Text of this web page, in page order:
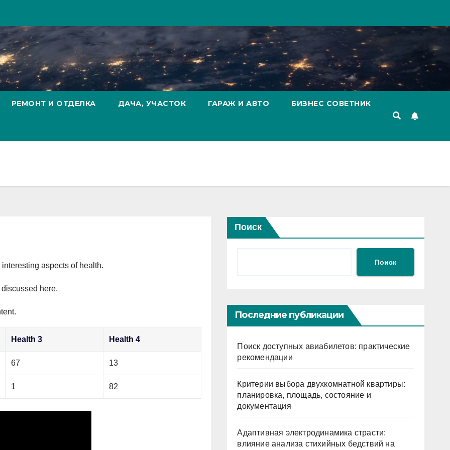
РЕМОНТ И ОТДЕЛКА ДАЧА, УЧАСТОК ГАРАЖ И АВТО БИЗНЕС СОВЕТНИК
aspects of health.
here.
Health 3 Health 4
67 13
1 82
Поиск
Поиск
Последние публикации
Поиск доступных авиабилетов: практические
рекомендации
Критерии выбора двухкомнатной квартиры:
планировка, площадь, состояние и
документация
Адаптивная электродинамика страсти:
влияние анализа стихийных бедствий на